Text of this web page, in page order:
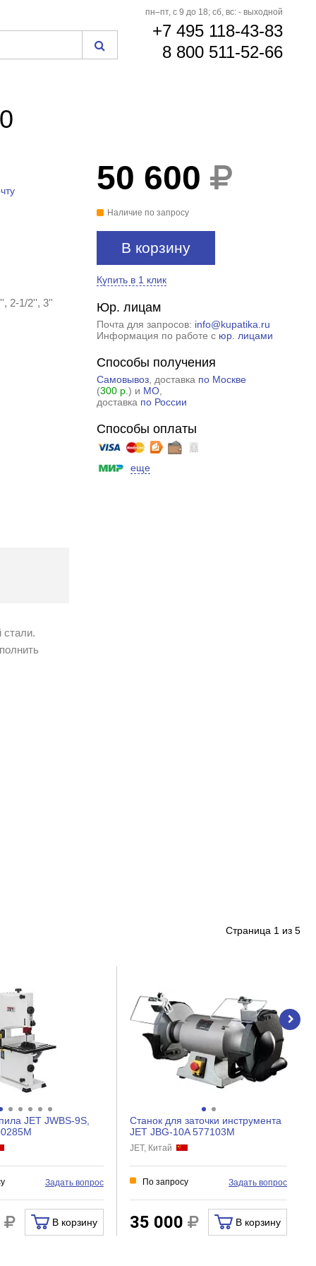
пн–пт, с 9 до 18; сб, вс: - выходной
+7 495 118-43-83
8 800 511-52-66
2-1/2'', 3''
50 600
Наличие по запросу
В корзину
Купить в 1 клик
Юр. лицам
Почта для запросов: info@kupatika.ru
Информация по работе с юр. лицами
Способы получения
Самовывоз, доставка по Москве
(300 р. ) и МО,
доставка по России
Способы оплаты
еще
стали.
Страница 1 из 5
JET JWBS-9S,
Задать вопрос
В корзину
Станок для заточки инструмента
JET JBG-10A 577103M
JET, Китай
По запросу Задать вопрос
35 000 В корзину